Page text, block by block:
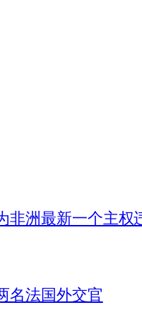
非洲最新一个主权
名法国外交官